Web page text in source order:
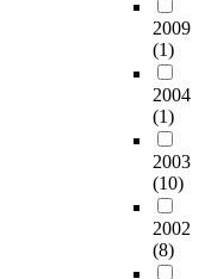
2009
(1)
2004
(1)
2003
(10)
2002
(8)